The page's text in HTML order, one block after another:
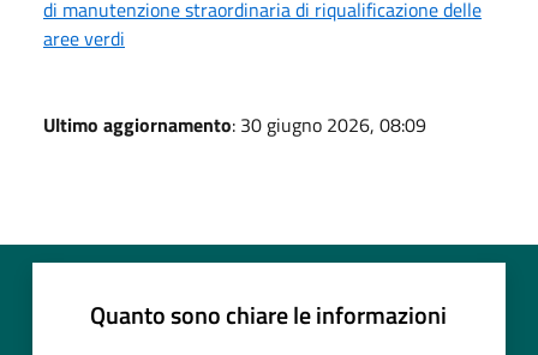
di manutenzione straordinaria di riqualificazione delle
aree verdi
Ultimo aggiornamento: 30 giugno 2026, 08:09
Quanto sono chiare le informazioni